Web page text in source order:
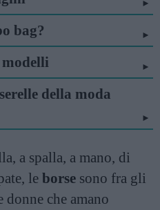
bag?
della moda
a spalla, a mano, di
le borse sono fra gli
donne che amano